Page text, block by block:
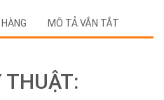
MÔ TẢ VẮN TẮT
THUẬT: